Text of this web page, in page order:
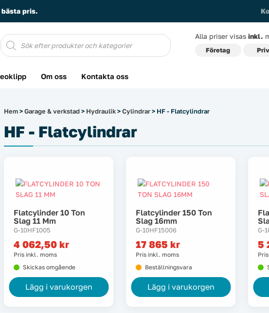
pris.
Produktsökning Alla priser visas inkl.
Företag
Om oss Kontakta oss
Hem>Garage & verkstad> Hydraulik>Cylindrar> HF - Flatcylindrar
HF - Flatcylindrar
Flatcylinder 10 Ton
Slag 11 Mm
G-10HF1005
4 062,50 kr
Pris inkl. moms
Skickas omgående
Lägg i varukorgen
Flatcylinder 150 Ton
Slag 16mm
G-10HF15006
17 865 kr
Pris inkl. moms
Beställningsvara
Lägg i varukorgen
G-
5